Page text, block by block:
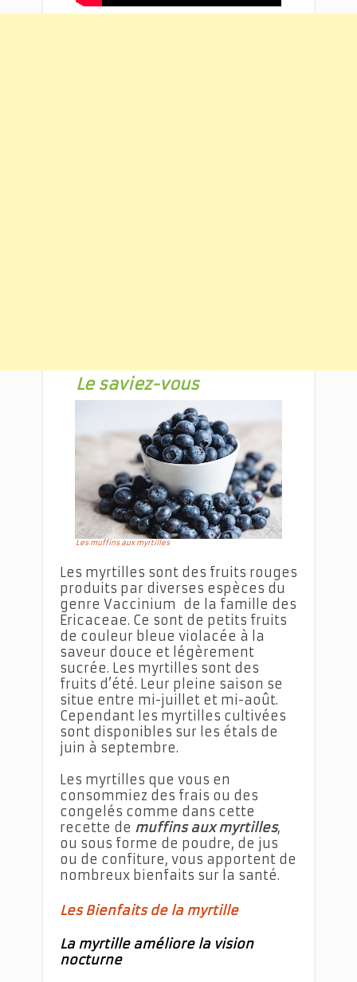
Le saviez-vous
muffins aux myrtilles
Les muffins aux myrtilles
Les myrtilles sont des fruits rouges
produits par diverses espèces du
genre Vaccinium de la famille des
Ericaceae. Ce sont de petits fruits
de couleur bleue violacée à la
saveur douce et légèrement
sucrée. Les myrtilles sont des
fruits d’été. Leur pleine saison se
situe entre mi-juillet et mi-août.
Cependant les myrtilles cultivées
sont disponibles sur les étals de
juin à septembre.
Les myrtilles que vous en
consommiez des frais ou des
congelés comme dans cette
recette de muffins aux myrtilles,
ou sous forme de poudre, de jus
ou de confiture, vous apportent de
nombreux bienfaits sur la santé.
Les Bienfaits de la myrtille
La myrtille améliore la vision
nocturne